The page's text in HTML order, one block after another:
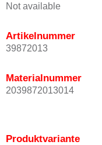
Not available
Artikelnummer
39872013
Materialnummer
2039872013014
Produktvariante